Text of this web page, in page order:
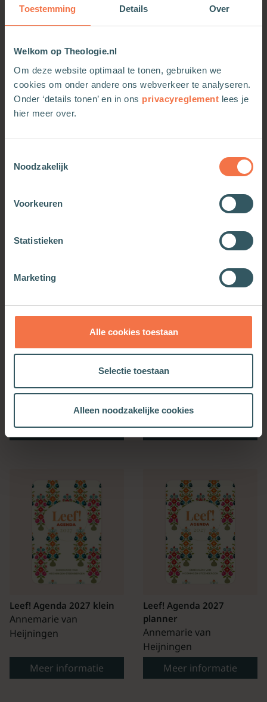
Toestemming Details Over
Welkom op Theologie.nl
Om deze website optimaal te tonen, gebruiken we
cookies om onder andere ons webverkeer te analyseren.
Onder ‘details tonen’ en in ons privacyreglement lees je
hier meer over.
Noodzakelijk
Voorkeuren
Statistieken
Marketing
Alle cookies toestaan
Selectie toestaan
Alleen noodzakelijke cookies
eerlijke zoektocht en een glans van hoop
• geschikt voor reflectie en inspiratie
• het boek bevat verdieping met kijk- en
reflectievragen, gebeden en liederen
• ook te gebruiken in kringwerk en pastoraat
Renée Tanis-Wierenga (31) is een HBO-theoloog
die spreekt in beelden. Ze woont in Klooster
leefgemeenschap God zoekt.
Bijbelse Dagkalender
Meer informatie
Kerkenwerkagenda 2027
Meer informatie
Leef! Agenda 2027 klein
Annemarie van
Heijningen
Meer informatie
Leef! Agenda 2027
planner
Annemarie van
Heijningen
Meer informatie